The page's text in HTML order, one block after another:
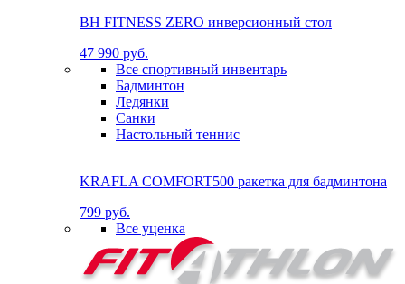
BH FITNESS ZERO инверсионный стол
47 990 руб.
Все спортивный инвентарь
Бадминтон
Ледянки
Санки
Настольный теннис
KRAFLA COMFORT500 ракетка для бадминтона
799 руб.
Все уценка